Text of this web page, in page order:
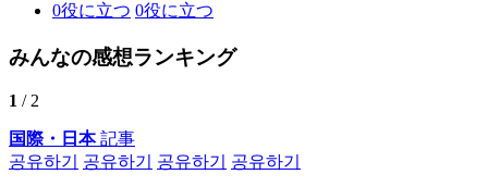
0役に立つ 0役に立つ
みんなの感想ランキング
1 / 2
国際・日本記事
공유하기
공유하기 공유하기 공유하기